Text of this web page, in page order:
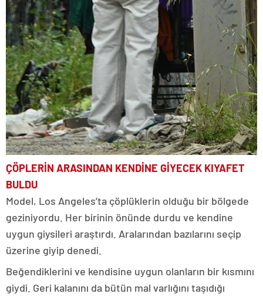
ÇÖPLERİN ARASINDAN KENDİNE GİYECEK KIYAFET
BULDU
Model, Los Angeles’ta çöplüklerin olduğu bir bölgede
geziniyordu. Her birinin önünde durdu ve kendine
uygun giysileri araştırdı. Aralarından bazılarını seçip
üzerine giyip denedi.
Beğendiklerini ve kendisine uygun olanların bir kısmını
giydi. Geri kalanını da bütün mal varlığını taşıdığı